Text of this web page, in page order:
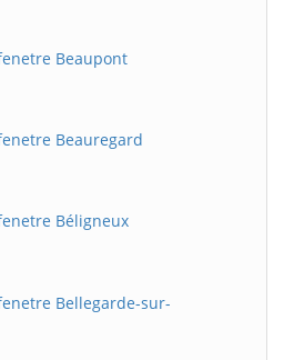
Beaupont
Beauregard
Béligneux
Bellegarde-sur-